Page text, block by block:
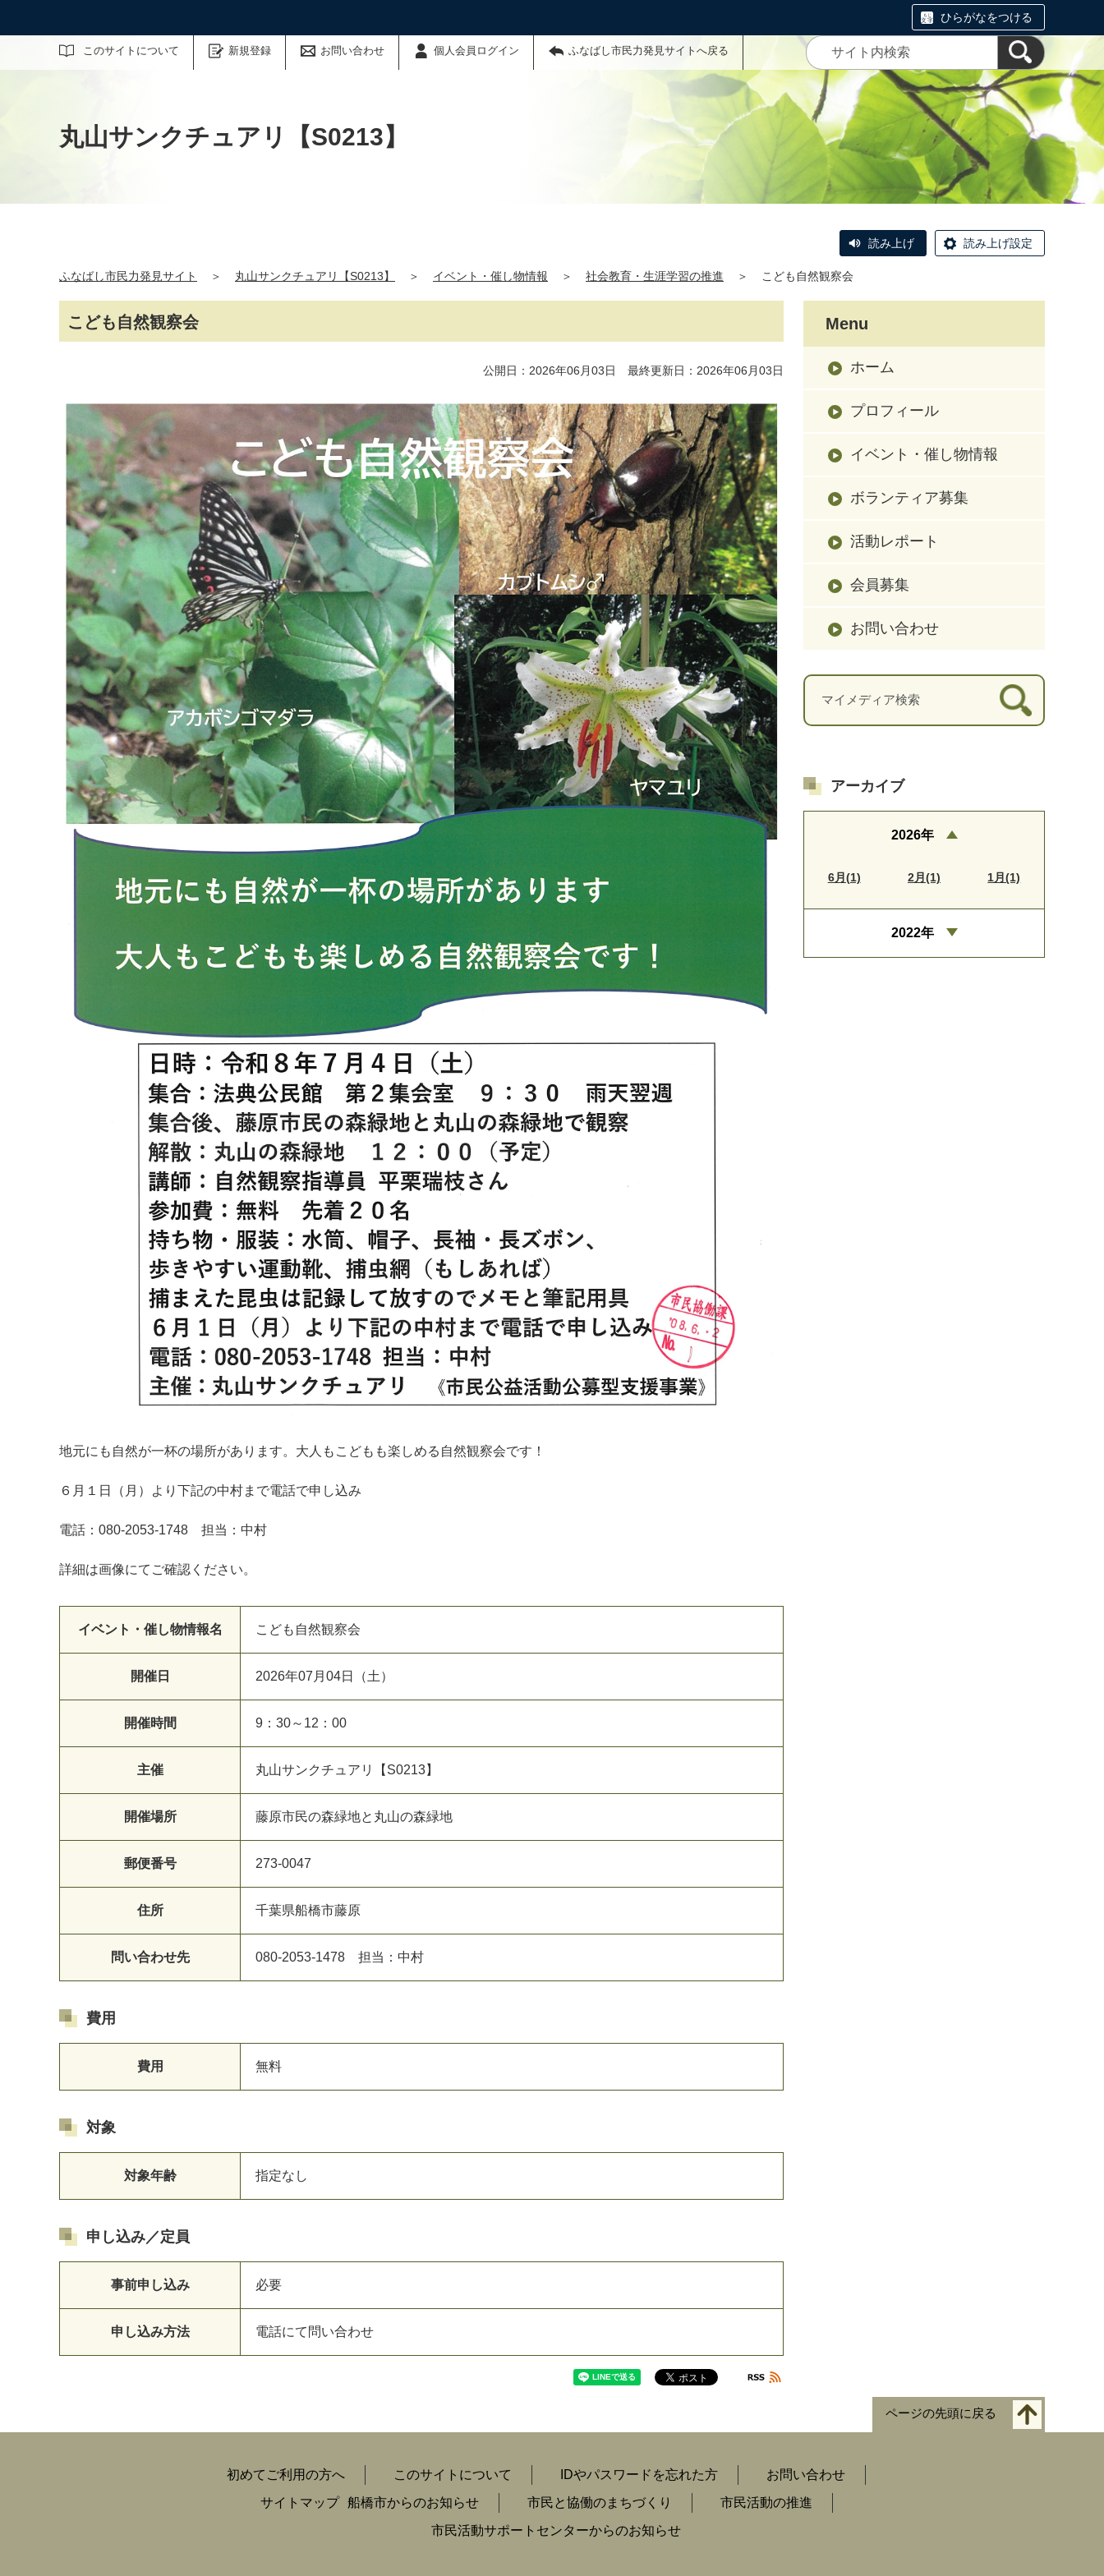
ひらがなをつける
このサイトについて 新規登録 お問い合わせ 個人会員ログイン ふなばし市民力発見サイトへ戻る
サイト内検索
丸山サンクチュアリ【S0213】
読み上げ 読み上げ設定
ふなばし市民力発見サイト ＞ 丸山サンクチュアリ【S0213】 ＞ イベント・催し物情報 ＞ 社会教育・生涯学習の推進 ＞ こども自然観察会
こども自然観察会
公開日：2026年06月03日 最終更新日：2026年06月03日
地元にも自然が一杯の場所があります。大人もこどもも楽しめる自然観察会です！
６月１日（月）より下記の中村まで電話で申し込み
電話：080-2053-1748 担当：中村
詳細は画像にてご確認ください。
イベント・催し物情報名 こども自然観察会
開催日 2026年07月04日（土）
開催時間 9：30～12：00
主催 丸山サンクチュアリ【S0213】
開催場所 藤原市民の森緑地と丸山の森緑地
郵便番号 273-0047
住所 千葉県船橋市藤原
問い合わせ先 080-2053-1478 担当：中村
費用
費用 無料
対象
対象年齢 指定なし
申し込み／定員
事前申し込み 必要
申し込み方法 電話にて問い合わせ
Menu
ホーム
プロフィール
イベント・催し物情報
ボランティア募集
活動レポート
会員募集
お問い合わせ
マイメディア検索
アーカイブ
2026年
6月(1) 2月(1) 1月(1)
2022年
ページの先頭に戻る
初めてご利用の方へ このサイトについて IDやパスワードを忘れた方
お問い合わせ
サイトマップ
船橋市からのお知らせ 市民と協働のまちづくり
市民活動の推進
市民活動サポートセンターからのお知らせ